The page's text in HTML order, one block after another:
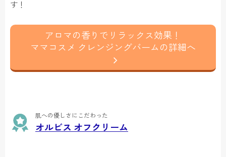
す！
アロマの香りでリラックス効果！
ママコスメ クレンジングバームの詳細へ
肌への優しさにこだわった
オルビス オフクリーム